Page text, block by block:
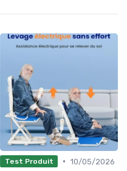
Test Produit • 10/05/2026